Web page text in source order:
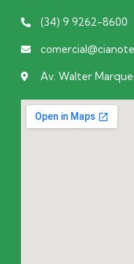
(34) 9 9262-8600
Av. Walter